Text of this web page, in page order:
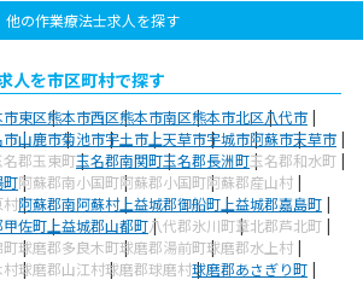
他の作業療法士求人を探す
人を市区町村で探す
市東区熊本市西区熊本市南区熊本市北区八代市
市山鹿市菊池市宇土市 上天草市宇城市阿蘇市天草市
名郡玉東町玉名郡南関町玉名郡長洲町玉名郡和水町
町阿蘇郡南小国町阿蘇郡小国町阿蘇郡産山村
村阿蘇郡南阿蘇村上益城郡御船町 上益城郡嘉島町
甲佐町 上益城郡山都町八代郡氷川町葦北郡芦北町
町球磨郡多良木町球磨郡湯前町球磨郡水上村
村球磨郡山江村球磨郡球磨村球磨郡あさぎり町